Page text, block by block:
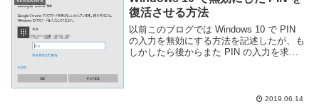
復活させる方法
以前このブログでは Windows 10 で PIN
の入力を無効にする方法を記述したが、も
しかしたら後からまた PIN の入力を求め
2019.06.14